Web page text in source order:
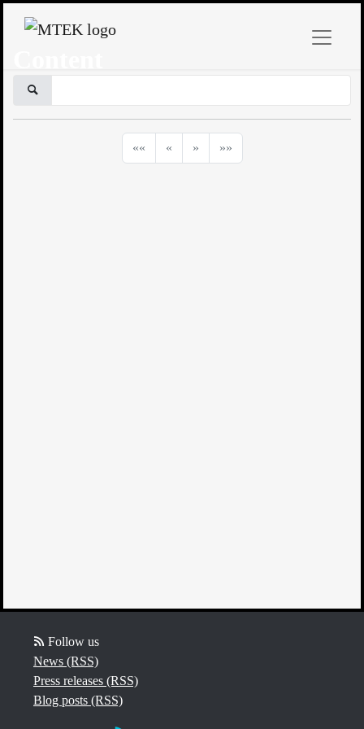
«« « » »»
Follow us
News (RSS)
Press releases (RSS)
Blog posts (RSS)